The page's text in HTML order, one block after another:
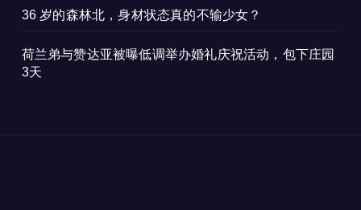
36 岁的森林北，身材状态真的不输少女？
荷兰弟与赞达亚被曝低调举办婚礼庆祝活动，包下庄园
3天